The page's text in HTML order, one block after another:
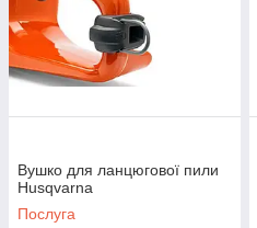
Вушко для ланцюгової пили
Husqvarna
Послуга